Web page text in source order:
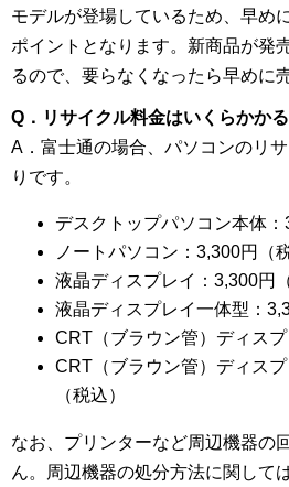
モデルが登場しているため、早め
ポイントとなります。新商品が発
るので、要らなくなったら早めに
Q．リサイクル料金はいくらかか
A．富士通の場合、パソコンのリ
りです。
デスクトップパソコン本体：
ノートパソコン：3,300円（
液晶ディスプレイ：3,300円
液晶ディスプレイ一体型：
CRT（ブラウン管）ディスプ
CRT（ブラウン管）ディス
（税込）
なお、プリンターなど周辺機器の
ん。周辺機器の処分方法に関して